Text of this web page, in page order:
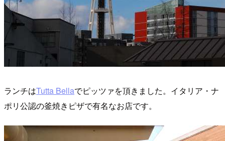
ランチはTutta Bellaでピッツァを頂きました。イタリア・ナ
ポリ公認の釜焼きピザで有名なお店です。